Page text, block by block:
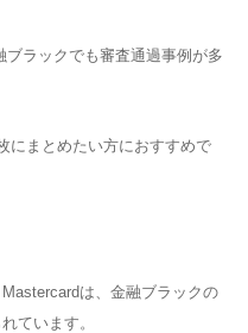
ラックでも審査通過事例が多
にまとめたい方におすすめで
は、金融ブラックの
ています。